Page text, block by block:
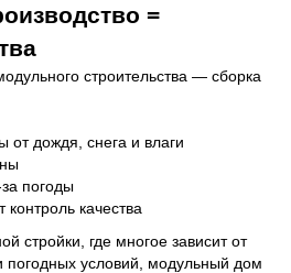
=
строительства — сборка
дождя, снега и влаги
погоды
качества
стройки, где многое зависит от
погодных условий, модульный дом